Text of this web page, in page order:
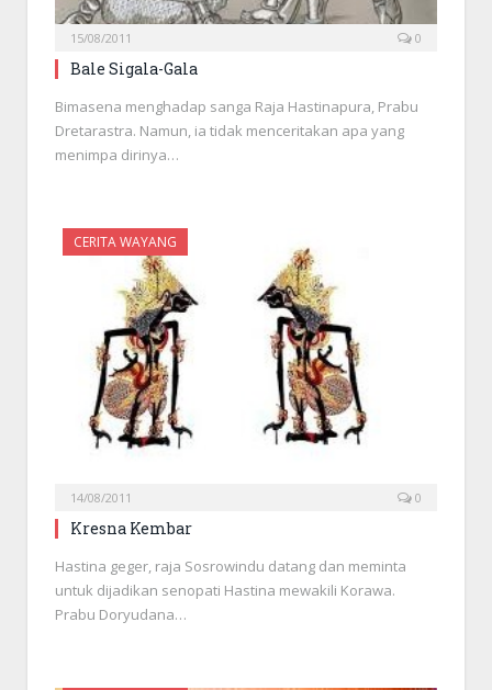
15/08/2011 0
Bale Sigala-Gala
Bimasena menghadap sanga Raja Hastinapura, Prabu
Dretarastra. Namun, ia tidak menceritakan apa yang
menimpa dirinya…
CERITA WAYANG
14/08/2011 0
Kresna Kembar
Hastina geger, raja Sosrowindu datang dan meminta
untuk dijadikan senopati Hastina mewakili Korawa.
Prabu Doryudana…